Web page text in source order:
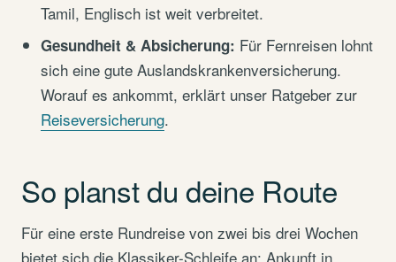
Tamil, Englisch ist weit verbreitet.
Gesundheit & Absicherung: Für Fernreisen lohnt
sich eine gute Auslandskrankenversicherung.
Worauf es ankommt, erklärt unser Ratgeber zur
Reiseversicherung.
So planst du deine Route
Für eine erste Rundreise von zwei bis drei Wochen
bietet sich die Klassiker-Schleife an: Ankunft in